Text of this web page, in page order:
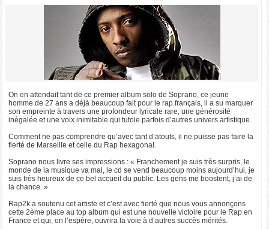
On en attendait tant de ce premier album solo de Soprano, ce jeune
homme de 27 ans a déjà beaucoup fait pour le rap français, il a su marquer
son empreinte à travers une profondeur lyricale rare, une générosité
inégalée et une voix inimitable qui tutoie parfois d’autres univers artistique.
Comment ne pas comprendre qu’avec tant d’atouts, il ne puisse pas faire la
fierté de Marseille et celle du Rap hexagonal.
Soprano nous livre ses impressions : « Franchement je suis très surpris, le
monde de la musique va mal, le cd se vend beaucoup moins aujourd’hui, je
suis très heureux de ce bel accueil du public. Les gens me boostent, j’ai de
la chance. »
Rap2k a soutenu cet artiste et c’est avec fierté que nous vous annonçons
cette 2ème place au top album qui est une nouvelle victoire pour le Rap en
France et qui, on l’espère, ouvrira la voie à d’autres succès mérités.